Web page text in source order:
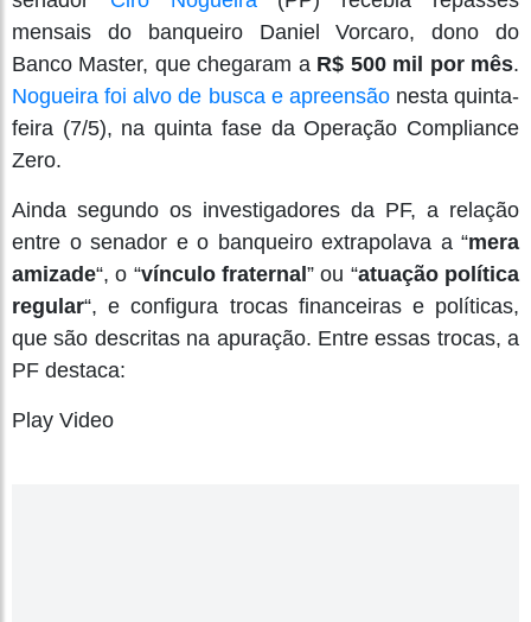
mensais do banqueiro Daniel Vorcaro, dono do
Banco Master, que chegaram a R$ 500 mil por mês.
Nogueira foi alvo de busca e apreensãonesta quinta-
feira (7/5), na quinta fase da Operação Compliance
Zero.
Ainda segundo os investigadores da PF, a relação
entre o senador e o banqueiro extrapolava a “mera
amizade“, o “vínculo fraternal” ou “atuação política
regular“, e configura trocas financeiras e políticas,
que são descritas na apuração. Entre essas trocas, a
PF destaca:
Play Video